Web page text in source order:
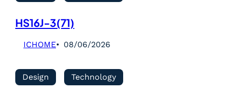
HS16J-3(71)
ICHOME 08/06/2026
Design Technology